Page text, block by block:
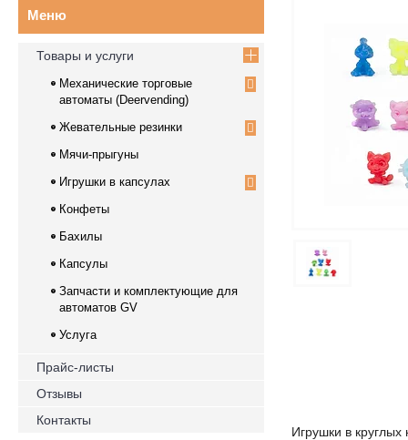
Игрушки в
Товары и услуги
Механические торговые
автоматы (Deervending)
Жевательные резинки
Мячи-прыгуны
Игрушки в капсулах
Конфеты
Бахилы
Капсулы
Запчасти и комплектующие для
автоматов GV
Услуга
Прайс-листы
Отзывы
Контакты